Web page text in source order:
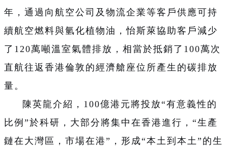
年，通過向航空公司及物流企業等客戶供應可持
續航空燃料與氫化植物油，怡斯萊協助客戶減少
了120萬噸溫室氣體排放，相當於抵銷了100萬次
直航往返香港倫敦的經濟艙座位所產生的碳排放
量。
陳英龍介紹，100億港元將投放“有意義性的
比例”於科研，大部分將集中在香港進行，“生產
鏈在大灣區，市場在港”，形成“本土到本土”的生